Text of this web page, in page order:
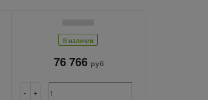
В наличии
76 766 руб